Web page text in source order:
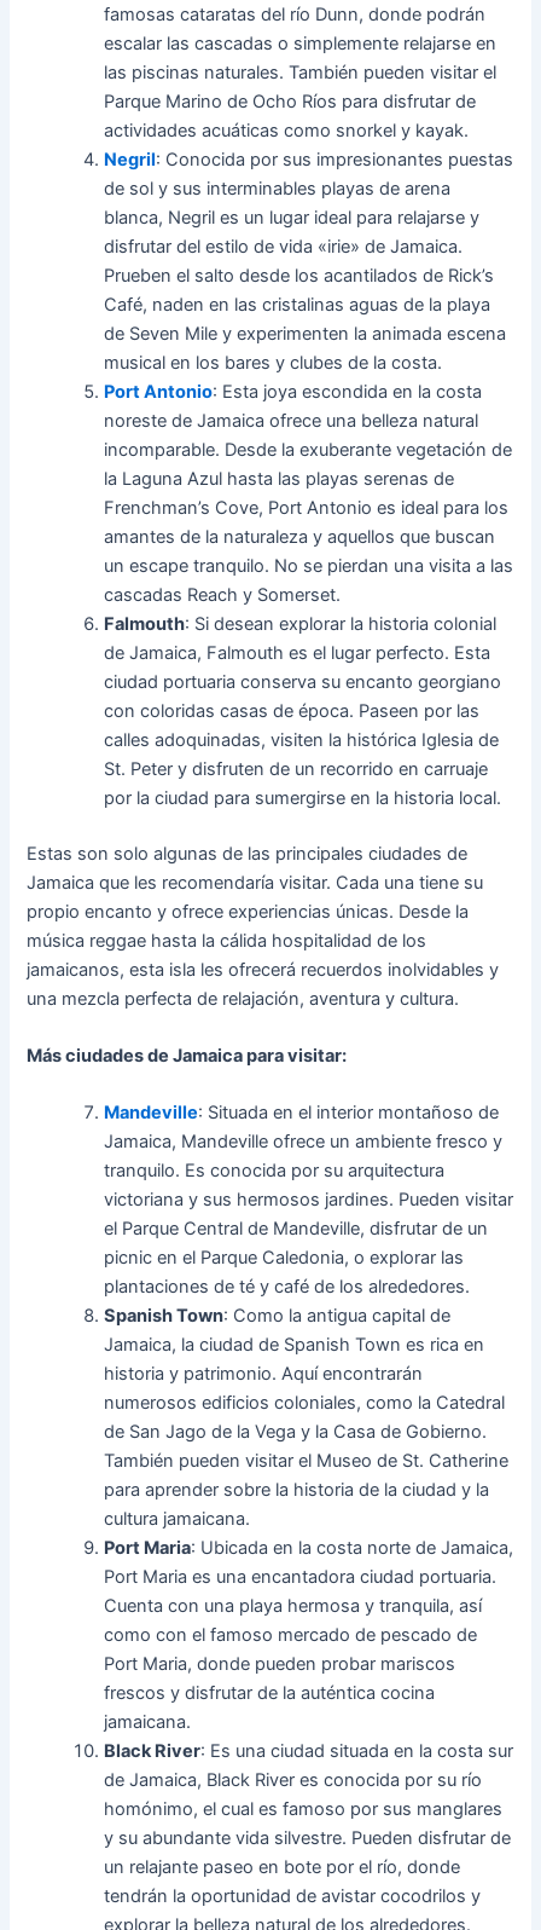
famosas cataratas del río Dunn, donde podrán
escalar las cascadas o simplemente relajarse en
las piscinas naturales. También pueden visitar el
Parque Marino de Ocho Ríos para disfrutar de
actividades acuáticas como snorkel y kayak.
Negril: Conocida por sus impresionantes puestas
de sol y sus interminables playas de arena
blanca, Negril es un lugar ideal para relajarse y
disfrutar del estilo de vida «irie» de Jamaica.
Prueben el salto desde los acantilados de Rick’s
Café, naden en las cristalinas aguas de la playa
de Seven Mile y experimenten la animada escena
musical en los bares y clubes de la costa.
Port Antonio: Esta joya escondida en la costa
noreste de Jamaica ofrece una belleza natural
incomparable. Desde la exuberante vegetación de
la Laguna Azul hasta las playas serenas de
Frenchman’s Cove, Port Antonio es ideal para los
amantes de la naturaleza y aquellos que buscan
un escape tranquilo. No se pierdan una visita a las
cascadas Reach y Somerset.
Falmouth: Si desean explorar la historia colonial
de Jamaica, Falmouth es el lugar perfecto. Esta
ciudad portuaria conserva su encanto georgiano
con coloridas casas de época. Paseen por las
calles adoquinadas, visiten la histórica Iglesia de
St. Peter y disfruten de un recorrido en carruaje
por la ciudad para sumergirse en la historia local.
Estas son solo algunas de las principales ciudades de
Jamaica que les recomendaría visitar. Cada una tiene su
propio encanto y ofrece experiencias únicas. Desde la
música reggae hasta la cálida hospitalidad de los
jamaicanos, esta isla les ofrecerá recuerdos inolvidables y
una mezcla perfecta de relajación, aventura y cultura.
Más ciudades de Jamaica para visitar:
Mandeville: Situada en el interior montañoso de
Jamaica, Mandeville ofrece un ambiente fresco y
tranquilo. Es conocida por su arquitectura
victoriana y sus hermosos jardines. Pueden visitar
el Parque Central de Mandeville, disfrutar de un
picnic en el Parque Caledonia, o explorar las
plantaciones de té y café de los alrededores.
Spanish Town: Como la antigua capital de
Jamaica, la ciudad de Spanish Town es rica en
historia y patrimonio. Aquí encontrarán
numerosos edificios coloniales, como la Catedral
de San Jago de la Vega y la Casa de Gobierno.
También pueden visitar el Museo de St. Catherine
para aprender sobre la historia de la ciudad y la
cultura jamaicana.
Port Maria: Ubicada en la costa norte de Jamaica,
Port Maria es una encantadora ciudad portuaria.
Cuenta con una playa hermosa y tranquila, así
como con el famoso mercado de pescado de
Port Maria, donde pueden probar mariscos
frescos y disfrutar de la auténtica cocina
jamaicana.
Black River: Es una ciudad situada en la costa sur
de Jamaica, Black River es conocida por su río
homónimo, el cual es famoso por sus manglares
y su abundante vida silvestre. Pueden disfrutar de
un relajante paseo en bote por el río, donde
tendrán la oportunidad de avistar cocodrilos y
explorar la belleza natural de los alrededores.